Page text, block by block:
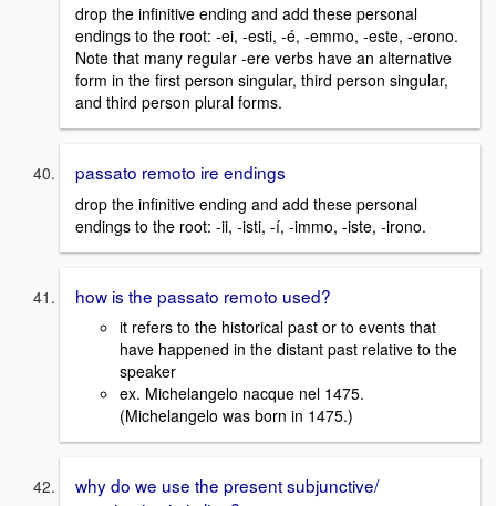
drop the infinitive ending and add these personal
endings to the root: -ei, -esti, -é, -emmo, -este, -erono.
Note that many regular -ere verbs have an alternative
form in the first person singular, third person singular,
and third person plural forms.
passato remoto ire endings
drop the infinitive ending and add these personal
endings to the root: -ii, -isti, -í, -immo, -iste, -irono.
how is the passato remoto used?
it refers to the historical past or to events that
have happened in the distant past relative to the
speaker
ex. Michelangelo nacque nel 1475.
(Michelangelo was born in 1475.)
why do we use the present subjunctive/